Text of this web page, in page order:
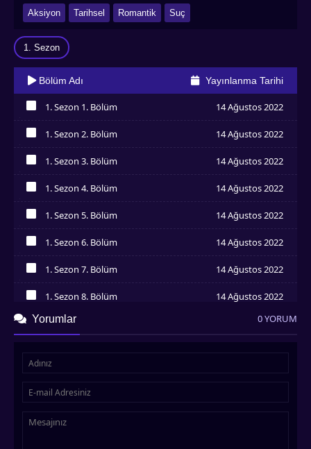
doğduğunu öğrendikten sonra, ailesi onları evlenmeye
çalışır. Ancak genç kaplan, onun için duygularını kabul
devam ederken, Wanvisa olayların tesadüfen olmadığını ve
suikast girişimlerinin arkasındaki kişinin onlara yakın biri
olduğunu fark etmeye başlar. Mafia Luerd Mungkorn: Suea
Türkçe altyazılı izle! En çok izlenen Asya dizileri, Hint
dizileri, Çin dizileri, Kore dizileri, Animeler Asyadiziizle’de
Aksiyon Tarihsel Romantik Suç
1. Sezon
Bölüm Adı Yayınlanma Tarihi
1. Sezon 1. Bölüm 14 Ağustos 2022
1. Sezon 2. Bölüm 14 Ağustos 2022
1. Sezon 3. Bölüm 14 Ağustos 2022
1. Sezon 4. Bölüm 14 Ağustos 2022
1. Sezon 5. Bölüm 14 Ağustos 2022
1. Sezon 6. Bölüm 14 Ağustos 2022
1. Sezon 7. Bölüm 14 Ağustos 2022
İzledim
1. Sezon 8. Bölüm 14 Ağustos 2022
1. Sezon 9. Bölüm 14 Ağustos 2022
İzledim
İzledim
İzledim
1. Sezon 13. Bölüm
Yorumlar 0 YORUM